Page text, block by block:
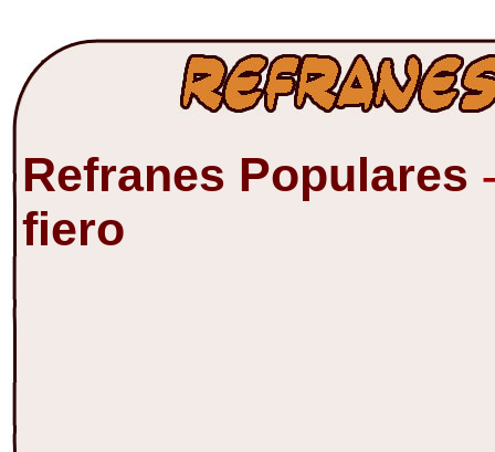
Refranes Populares
fiero